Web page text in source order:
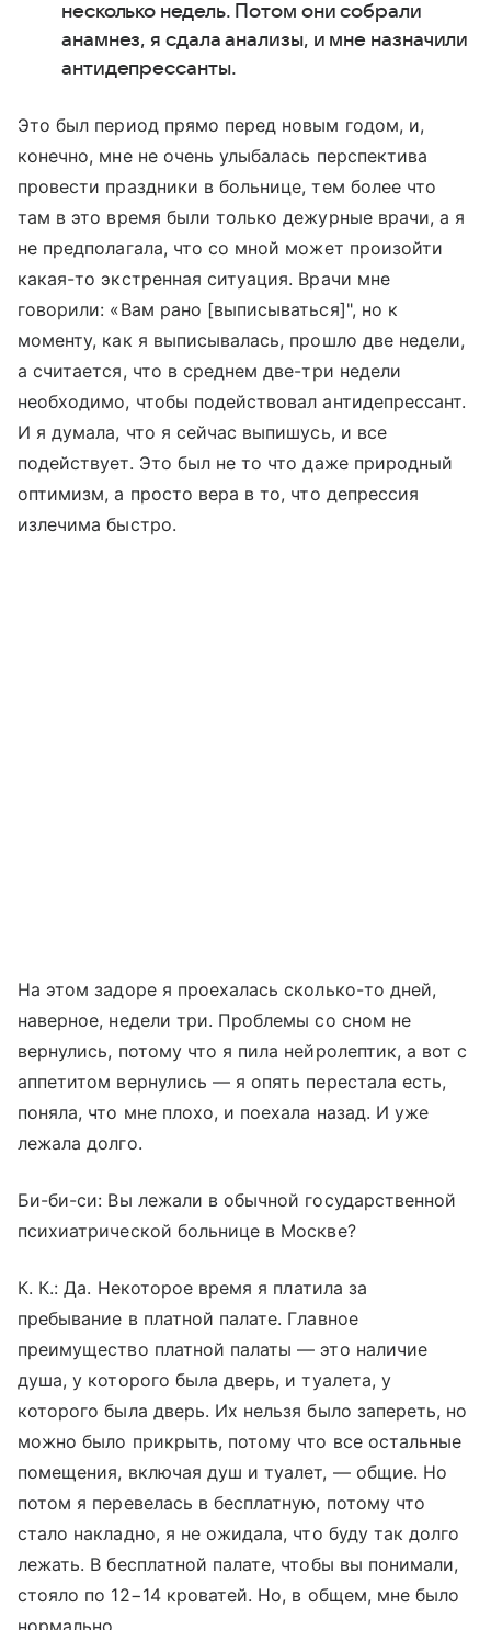
несколько недель. Потом они собрали
анамнез, я сдала анализы, и мне назначили
антидепрессанты.
Это был период прямо перед новым годом, и,
конечно, мне не очень улыбалась перспектива
провести праздники в больнице, тем более что
там в это время были только дежурные врачи, а я
не предполагала, что со мной может произойти
какая-то экстренная ситуация. Врачи мне
говорили: «Вам рано [выписываться]", но к
моменту, как я выписывалась, прошло две недели,
а считается, что в среднем две-три недели
необходимо, чтобы подействовал антидепрессант.
И я думала, что я сейчас выпишусь, и все
подействует. Это был не то что даже природный
оптимизм, а просто вера в то, что депрессия
излечима быстро.
На этом задоре я проехалась сколько-то дней,
наверное, недели три. Проблемы со сном не
вернулись, потому что я пила нейролептик, а вот с
аппетитом вернулись — я опять перестала есть,
поняла, что мне плохо, и поехала назад. И уже
лежала долго.
Би-би-си: Вы лежали в обычной государственной
психиатрической больнице в Москве?
К. К.: Да. Некоторое время я платила за
пребывание в платной палате. Главное
преимущество платной палаты — это наличие
душа, у которого была дверь, и туалета, у
которого была дверь. Их нельзя было запереть, но
можно было прикрыть, потому что все остальные
помещения, включая душ и туалет, — общие. Но
потом я перевелась в бесплатную, потому что
стало накладно, я не ожидала, что буду так долго
лежать. В бесплатной палате, чтобы вы понимали,
стояло по 12−14 кроватей. Но, в общем, мне было
нормально.